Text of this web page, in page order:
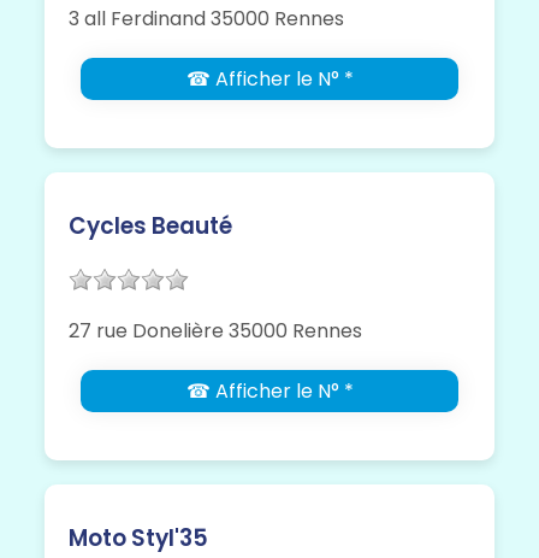
3 all Ferdinand 35000 Rennes
☎ Afficher le N° *
Cycles Beauté
27 rue Donelière 35000 Rennes
☎ Afficher le N° *
Moto Styl'35